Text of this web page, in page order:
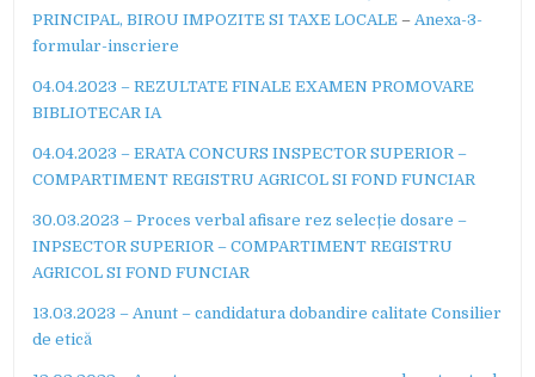
PRINCIPAL, BIROU IMPOZITE SI TAXE LOCALE –Anexa-3-
formular-inscriere
04.04.2023 – REZULTATE FINALE EXAMEN PROMOVARE
BIBLIOTECAR IA
04.04.2023 – ERATA CONCURS INSPECTOR SUPERIOR –
COMPARTIMENT REGISTRU AGRICOL SI FOND FUNCIAR
30.03.2023 – Proces verbal afisare rez selecție dosare –
INPSECTOR SUPERIOR – COMPARTIMENT REGISTRU
AGRICOL SI FOND FUNCIAR
13.03.2023 – Anunt – candidatura dobandire calitate Consilier
de etică